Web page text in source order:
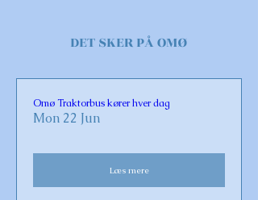
DET SKER PÅ OMØ
Omø Traktorbus kører hver dag
Mon 22 Jun
Læs mere